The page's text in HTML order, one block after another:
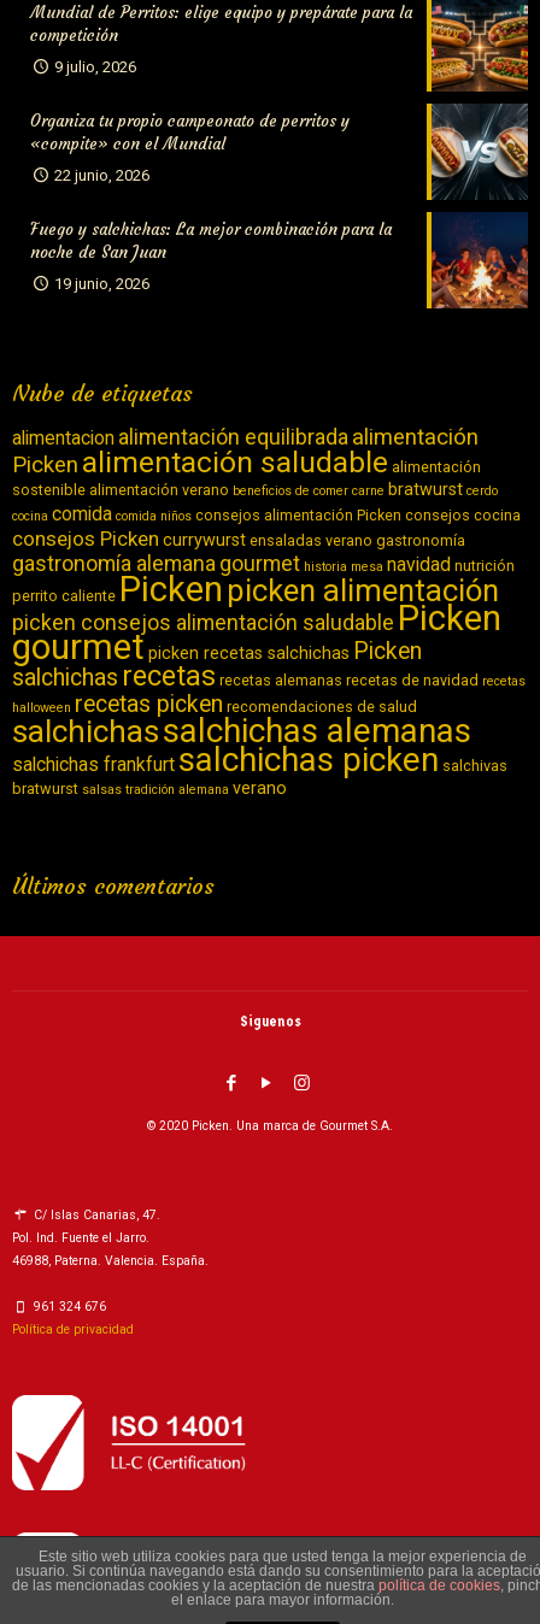
Mundial de Perritos: elige equipo y prepárate para la
competición
9 julio, 2026
Organiza tu propio campeonato de perritos y
«compite» con el Mundial
22 junio, 2026
Fuego y salchichas: La mejor combinación para la
noche de San Juan
19 junio, 2026
Nube de etiquetas
alimentacion alimentación equilibrada alimentación
Picken alimentación saludable alimentación
sostenible alimentación verano beneficios de comer carne bratwurst cerdo
cocina comida comida niños consejos alimentación Picken consejos cocina
consejos Picken currywurst ensaladas verano gastronomía
gastronomía alemana gourmet historia mesa navidad nutrición
perrito caliente Pickenpicken alimentación
picken consejos alimentación saludable Picken
gourmetpicken recetas salchichas Picken
salchichas recetas recetas alemanas recetas de navidad recetas
halloween recetas picken recomendaciones de salud
salchichassalchichas alemanas
salchichas frankfurt salchichas picken salchivas
bratwurst salsas tradición alemana verano
Últimos comentarios
Siguenos
© 2020 Picken. Una marca de Gourmet S.A.
C/ Islas Canarias, 47.
Pol. Ind. Fuente el Jarro.
46988, Paterna. Valencia. España.
961 324 676
Política de privacidad
Este sitio web utiliza cookies para que usted tenga la mejor experiencia de
usuario. Si continúa navegando está dando su consentimiento para la
de las mencionadas cookies y la aceptación de nuestra política de cookies,
el enlace para mayor información.